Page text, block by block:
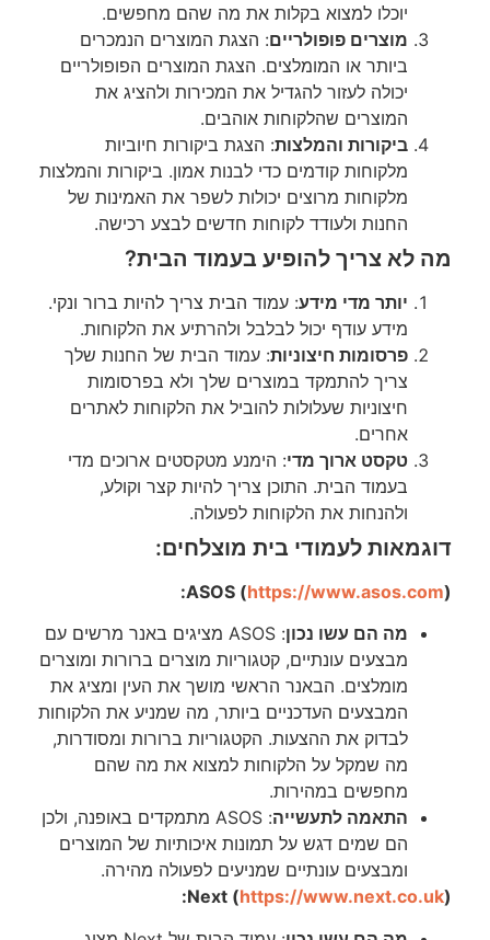
יוכלו למצוא בקלות את מה שהם מחפשים.
מוצרים פופולריים: הצגת המוצרים הנמכרים
ביותר או המומלצים. הצגת המוצרים הפופולריים
יכולה לעזור להגדיל את המכירות ולהציג את
המוצרים שהלקוחות אוהבים.
ביקורות והמלצות: הצגת ביקורות חיוביות
מלקוחות קודמים כדי לבנות אמון. ביקורות והמלצות
מלקוחות מרוצים יכולות לשפר את האמינות של
החנות ולעודד לקוחות חדשים לבצע רכישה.
מה לא צריך להופיע בעמוד הבית?
יותר מדי מידע: עמוד הבית צריך להיות ברור ונקי.
מידע עודף יכול לבלבל ולהרתיע את הלקוחות.
פרסומות חיצוניות: עמוד הבית של החנות שלך
צריך להתמקד במוצרים שלך ולא בפרסומות
חיצוניות שעלולות להוביל את הלקוחות לאתרים
אחרים.
טקסט ארוך מדי: הימנע מטקסטים ארוכים מדי
בעמוד הבית. התוכן צריך להיות קצר וקולע,
ולהנחות את הלקוחות לפעולה.
דוגמאות לעמודי בית מוצלחים:
ASOS (https://www.asos.com):
מה הם עשו נכון
: ASOS מציגים באנר מרשים עם
מבצעים עונתיים, קטגוריות מוצרים ברורות ומוצרים
מומלצים. הבאנר הראשי מושך את העין ומציג את
המבצעים העדכניים ביותר, מה שמניע את הלקוחות
לבדוק את ההצעות. הקטגוריות ברורות ומסודרות,
מה שמקל על הלקוחות למצוא את מה שהם
מחפשים במהירות.
התאמה לתעשייה
: ASOS מתמקדים באופנה, ולכן
הם שמים דגש על תמונות איכותיות של המוצרים
ומבצעים עונתיים שמניעים לפעולה מהירה.
Next (https://www.next.co.uk):